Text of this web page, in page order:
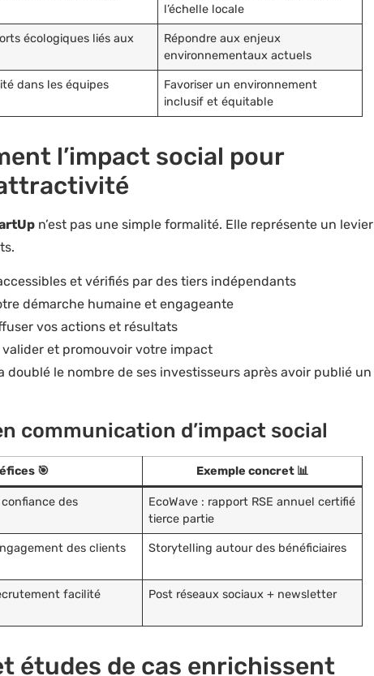
l’échelle locale
écologiques liés aux
Répondre aux enjeux
environnementaux actuels
dans les équipes
Favoriser un environnement
inclusif et équitable
l’impact social pour
n’est pas une simple formalité. Elle représente un levier
et vérifiés par des tiers indépendants
démarche humaine et engageante
vos actions et résultats
et promouvoir votre impact
doublé le nombre de ses investisseurs après avoir publié un
communication d’impact social
🎯 Exemple concret 📊
des
EcoWave : rapport RSE annuel certifié
tierce partie
des clients
Storytelling autour des bénéficiaires
facilité Post réseaux sociaux + newsletter
études de cas enrichissent